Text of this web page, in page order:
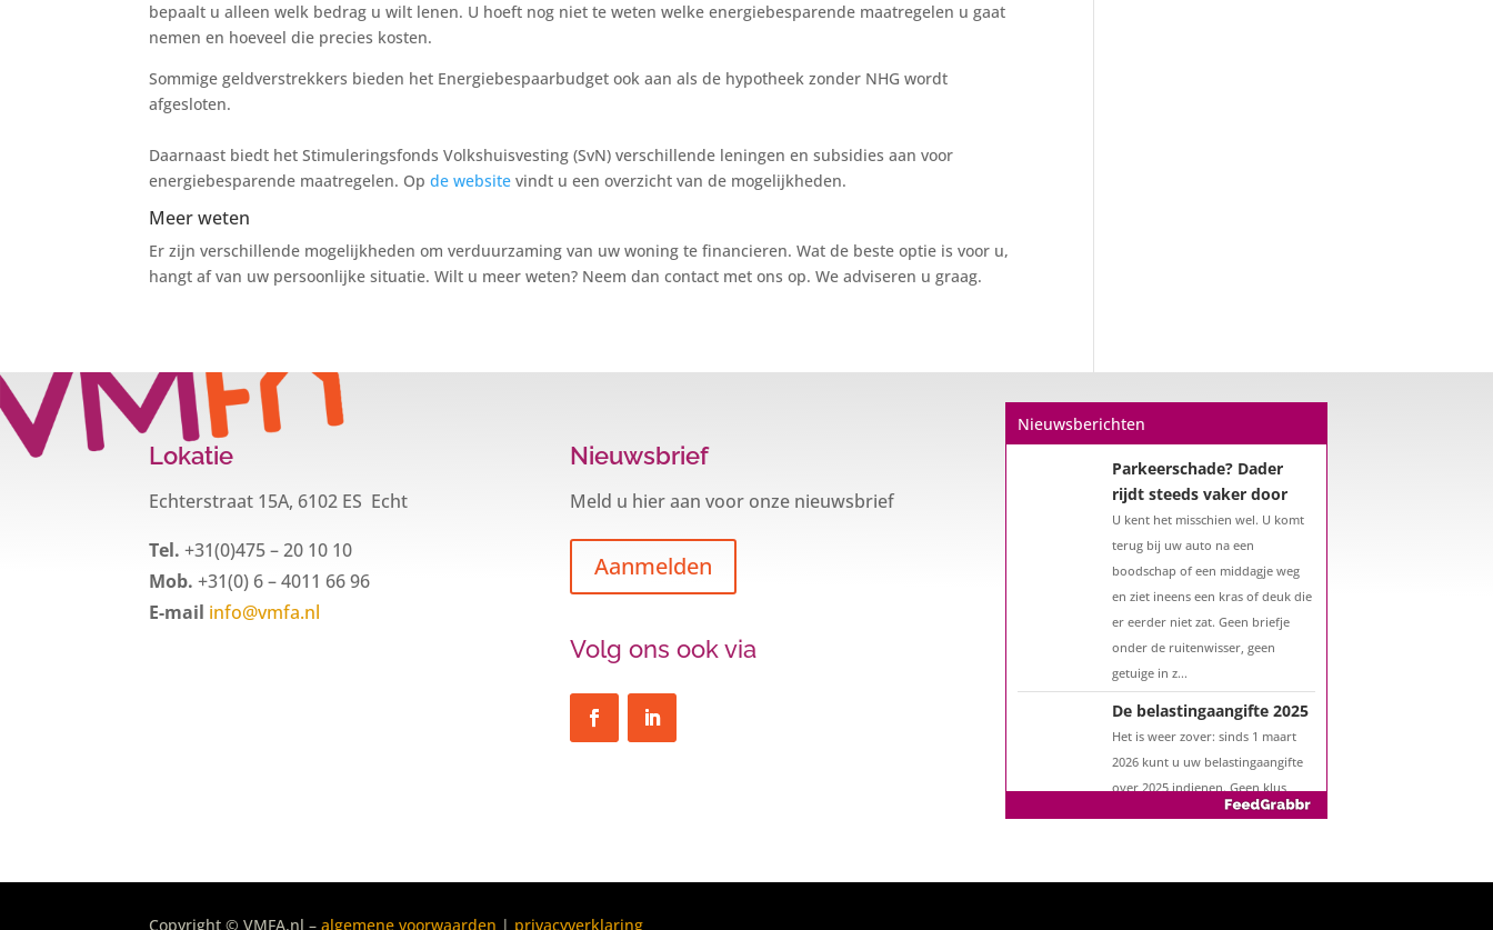
bepaalt u alleen welk bedrag u wilt lenen. U hoeft nog niet te weten welke energiebesparende maatregelen u gaat
nemen en hoeveel die precies kosten.
Sommige geldverstrekkers bieden het Energiebespaarbudget ook aan als de hypotheek zonder NHG wordt
afgesloten.
Daarnaast biedt het Stimuleringsfonds Volkshuisvesting (SvN) verschillende leningen en subsidies aan voor
energiebesparende maatregelen. Opde website vindt u een overzicht van de mogelijkheden.
Meer weten
Er zijn verschillende mogelijkheden om verduurzaming van uw woning te financieren. Wat de beste optie is voor u,
hangt af van uw persoonlijke situatie. Wilt u meer weten? Neem dan contact met ons op. We adviseren u graag.
Lokatie
Echterstraat 15A, 6102 ES Echt
Tel. +31(0)475 – 20 10 10
Mob. +31(0) 6 – 4011 66 96
E-mail info@vmfa.nl
Nieuwsbrief
Meld u hier aan voor onze nieuwsbrief
Aanmelden
Volg ons ook via
Nieuwsberichten
Een hypotheek na uw
57e? Er zijn zeker
mogelijkheden
De woningmarkt is nog steeds in
beweging. Misschien denkt u na
over verhuizen, verbouwen of het
benutten van uw overwaarde.
Maar hoe zit het eigenlijk met een
hypotheek als u 57 jaar of ouder
Parkeerschade? Dader
rijdt steeds vaker door
U kent het misschien wel. U komt
terug bij uw auto na een
Copyright © VMFA.nl –algemene voorwaarden | privacyverklaring